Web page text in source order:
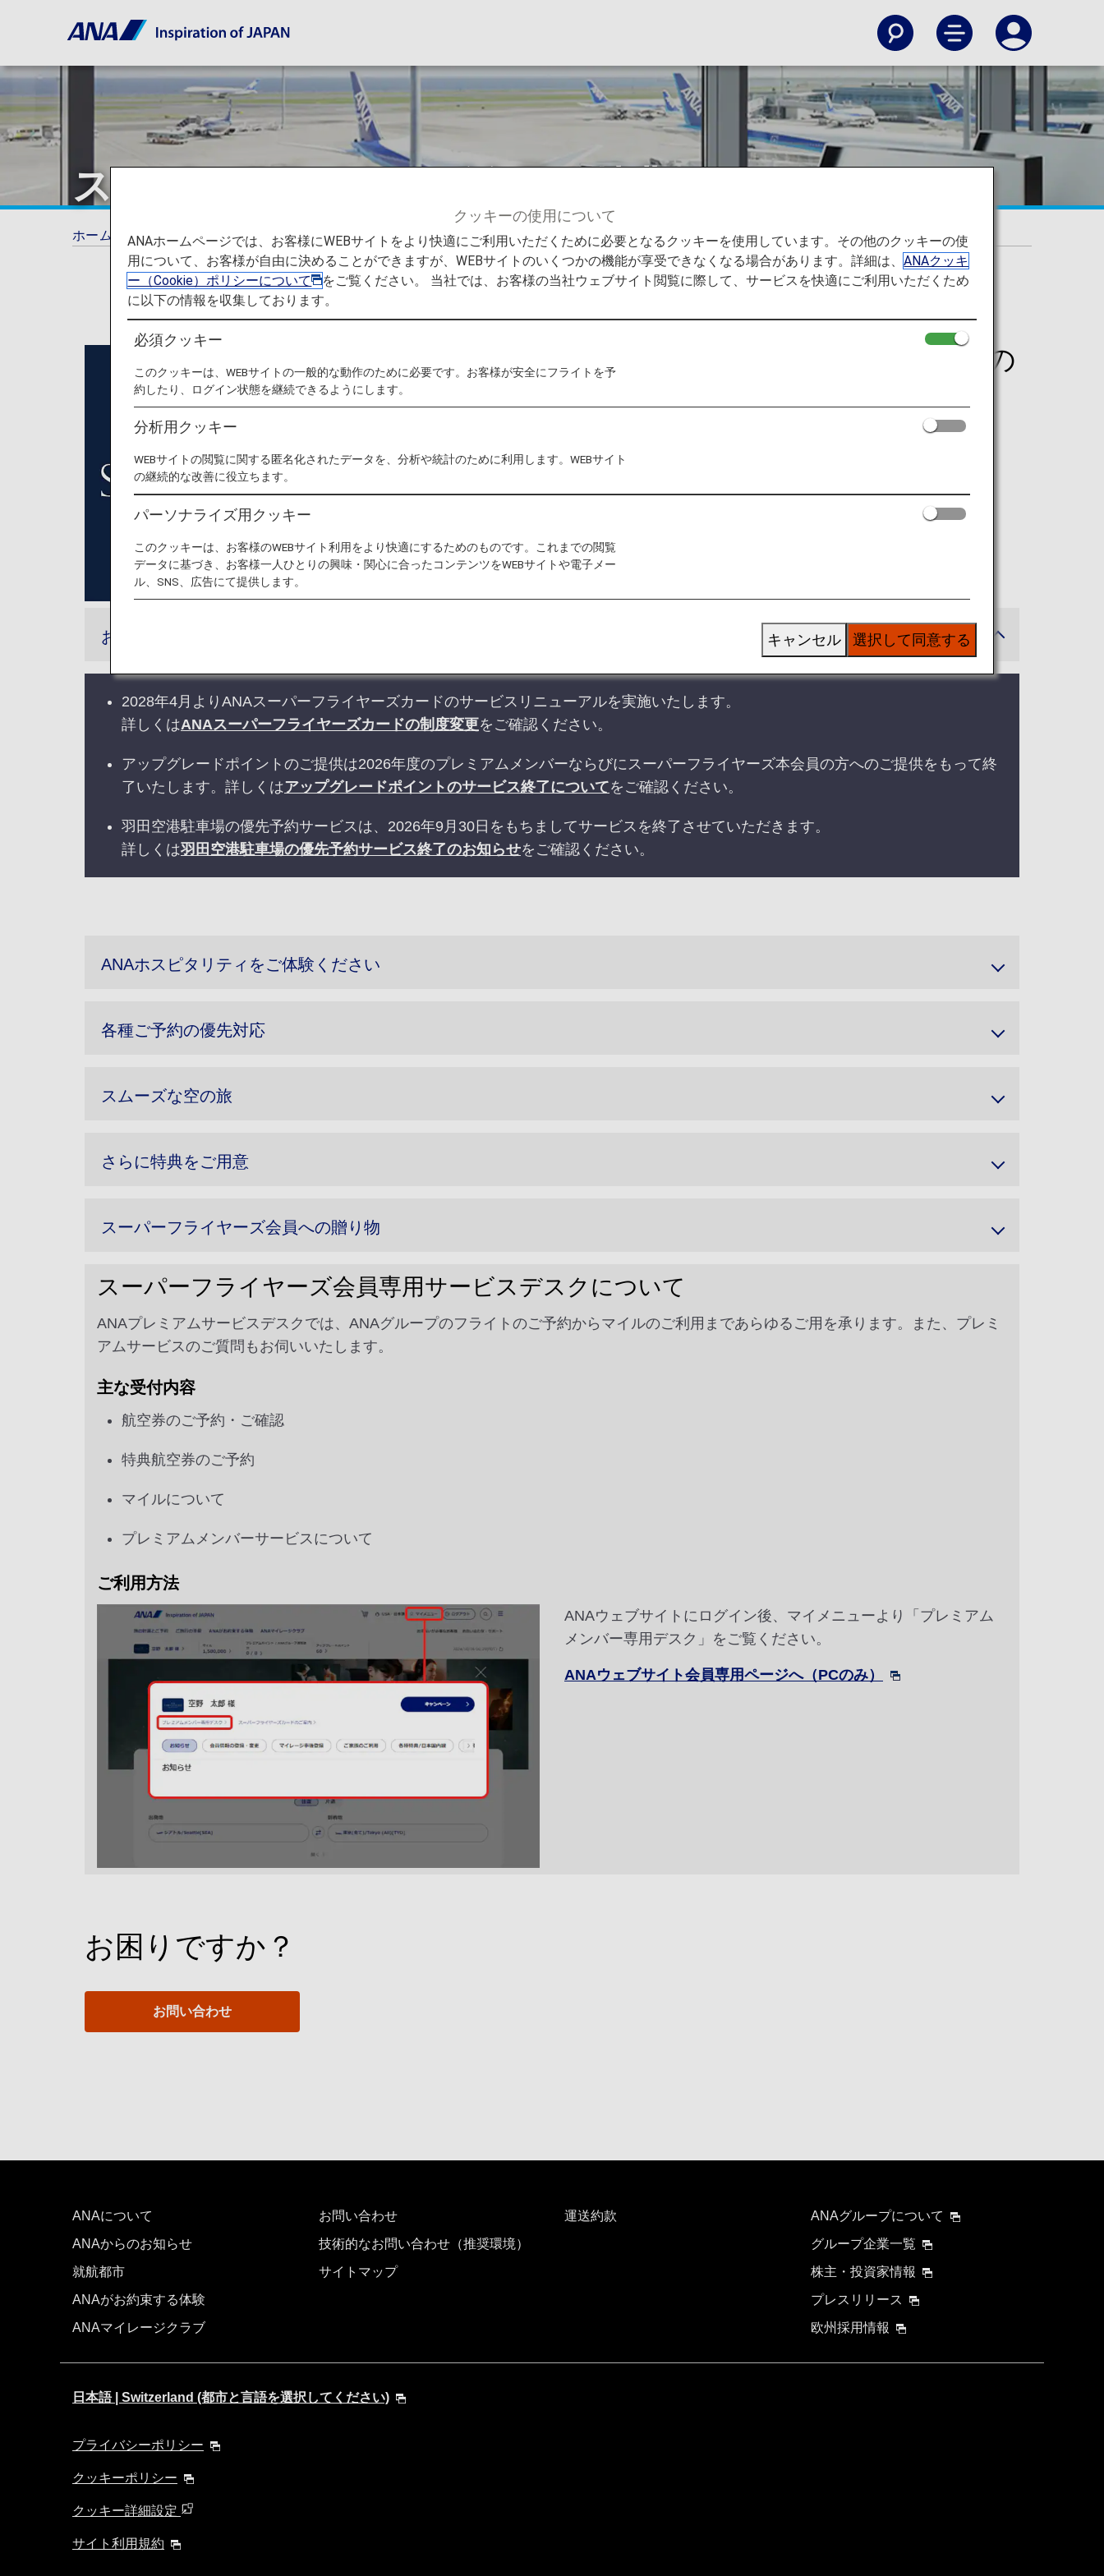
スーパーフライヤーズ会員の特典
ホーム ANAマイレージクラブ スーパーフライヤーズ会員の特典
ANAスーパーフライヤーズ会員の
特典
スーパーフライヤーズ会員限定の特典をご利用いただけます。
スーパーフライヤーズカードについて
お知らせ
2028年4月よりANAスーパーフライヤーズカードのサービスリニューアルを実施いたします。
詳しくはANAスーパーフライヤーズカードの制度変更をご確認ください。
アップグレードポイントのご提供は2026年度のプレミアムメンバーならびにスーパーフライヤーズ本会員の方へのご提供をもって終
了いたします。詳しくはアップグレードポイントのサービス終了についてをご確認ください。
羽田空港駐車場の優先予約サービスは、2026年9月30日をもちましてサービスを終了させていただきます。
詳しくは羽田空港駐車場の優先予約サービス終了のお知らせをご確認ください。
ANAホスピタリティをご体験ください
各種ご予約の優先対応
スムーズな空の旅
さらに特典をご用意
スーパーフライヤーズ会員への贈り物
スーパーフライヤーズ会員専用サービスデスクについて
ANAプレミアムサービスデスクでは、ANAグループのフライトのご予約からマイルのご利用まであらゆるご用を承ります。また、プレミ
アムサービスのご質問もお伺いいたします。
主な受付内容
航空券のご予約・ご確認
特典航空券のご予約
マイルについて
プレミアムメンバーサービスについて
ご利用方法
ANAウェブサイトにログイン後、マイメニューより「プレミアム
メンバー専用デスク」をご覧ください。
ANAウェブサイト会員専用ページへ（PCのみ）
お困りですか？
お問い合わせ
ANAについて
ANAからのお知らせ
就航都市
ANAがお約束する体験
ANAマイレージクラブ
お問い合わせ
技術的なお問い合わせ（推奨環境）
サイトマップ
運送約款
ANAグループについて
グループ企業一覧
株主・投資家情報
プレスリリース
欧州採用情報
日本語 | Switzerland (都市と言語を選択してください)
プライバシーポリシー
クッキーポリシー
クッキー詳細設定
サイト利用規約
クッキーの使用について
ANAホームページでは、お客様にWEBサイトをより快適にご利用いただくために必要となるクッキーを使用しています。その他のクッキーの使
用について、お客様が自由に決めることができますが、WEBサイトのいくつかの機能が享受できなくなる場合があります。詳細は、ANAクッキ
ー（Cookie）ポリシーについて
をご覧ください。 当社では、お客様の当社ウェブサイト閲覧に際して、サービスを快適にご利用いただくため
に以下の情報を収集しております。
必須クッキー
このクッキーは、WEBサイトの一般的な動作のために必要です。お客様が安全にフライトを予
約したり、ログイン状態を継続できるようにします。
分析用クッキー
WEBサイトの閲覧に関する匿名化されたデータを、分析や統計のために利用します。WEBサイト
の継続的な改善に役立ちます。
パーソナライズ用クッキー
このクッキーは、お客様のWEBサイト利用をより快適にするためのものです。これまでの閲覧
データに基づき、お客様一人ひとりの興味・関心に合ったコンテンツをWEBサイトや電子メー
ル、SNS、広告にて提供します。
選択して同意する
キャンセル